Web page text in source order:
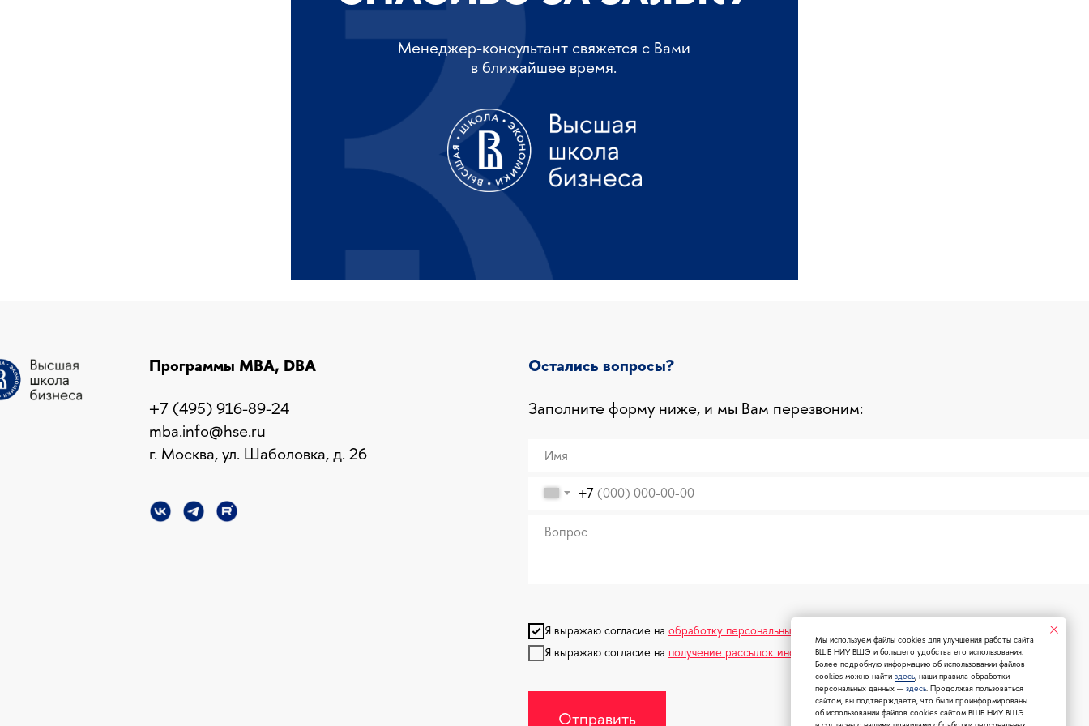
Менеджер-консультант свяжется с Вами
в ближайшее время.
+7 (495) 916-89-24
Программы MBA, DBA
Заполните форму ниже, и мы Вам перезвоним:
Остались вопросы?
+7
Я выражаю согласие на обработку персональных данных
Я выражаю согласие на получение рассылок информационного и рекламного содержания
Отправить
mba.info@hse.ru
г. Москва, ул. Шаболовка, д. 26
Мы используем файлы cookies для улучшения работы сайта
ВШБ НИУ ВШЭ и большего удобства его использования.
Более подробную информацию об использовании файлов
cookies можно найти здесь, наши правила обработки
персональных данных — здесь. Продолжая пользоваться
сайтом, вы подтверждаете, что были проинформированы
об использовании файлов cookies сайтом ВШБ НИУ ВШЭ